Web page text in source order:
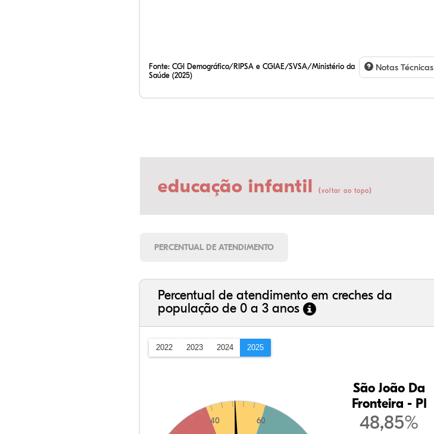
Fonte: CGI Demográfico/RIPSA e CGIAE/SVSA/Ministério da
Saúde (2025)
Notas Técnicas
educação infantil (voltar ao topo)
PERCENTUAL DE ATENDIMENTO
Percentual de atendimento em creches da
população de 0 a 3 anos
2022 2023 2024 2025
40 60
São João Da
Fronteira - PI
48,85%